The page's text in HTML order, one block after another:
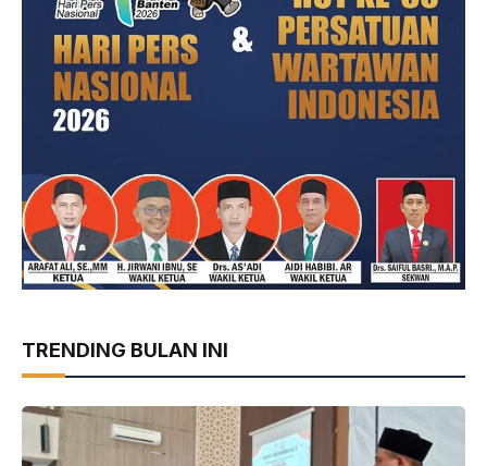
TRENDING BULAN INI